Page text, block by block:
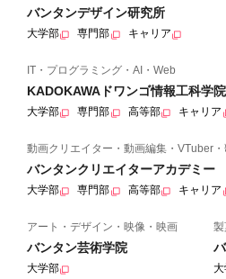
バンタンデザイン研究所
大学部 専門部 キャリア
IT・プログラミング・AI・Web
KADOKAWAドワンゴ情報工科学院
大学部 専門部 高等部 キャリア
動画クリエイター・動画編集・VTuber
バンタンクリエイターアカデミー
大学部 専門部 高等部 キャリア
アート・デザイン・映像・映画
バンタン芸術学院
大学部